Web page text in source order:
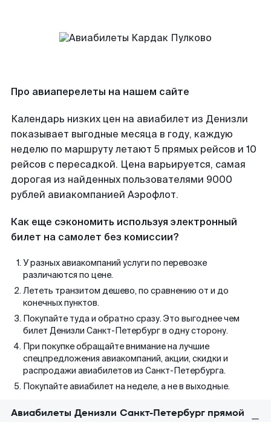
Про авиаперелеты на нашем сайте
Календарь низких цен на авиабилет из Денизли
показывает выгодные месяца в году, каждую
неделю по маршруту летают 5 прямых рейсов и 10
рейсов с пересадкой. Цена варьируется, самая
дорогая из найденных пользователями 9000
рублей авиакомпанией Аэрофлот.
Как еще сэкономить используя электронный
билет на самолет без комиссии?
У разных авиакомпаний услуги по перевозке
различаются по цене.
Лететь транзитом дешево, по сравнению от и до
конечных пунктов.
Покупайте туда и обратно сразу. Это выгоднее чем
билет Денизли Санкт-Петербург в одну сторону.
При покупке обращайте внимание на лучшие
спецпредложения авиакомпаний, акции, скидки и
распродажи авиабилетов из Санкт-Петербурга.
Покупайте авиабилет на неделе, а не в выходные.
Авиабилеты Денизли Санкт-Петербург прямой